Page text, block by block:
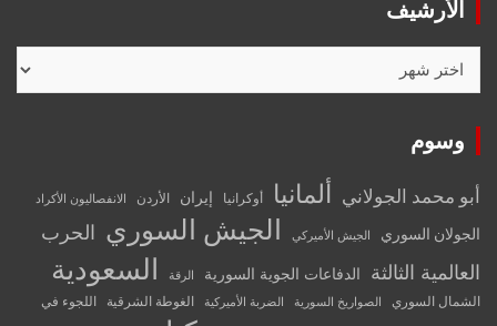
الأرشيف
وسوم
أبو محمد الجولاني ألمانيا أوكرانيا إيران الأردن الانفصاليون الأكراد
الجولان السوري الجيش الأميركي الجيش السوري الحرب
العالمية الثالثة
الدفاعات الجوية السورية الرقة السعودية
الشمال السوري الصواريخ السورية الضربة الأميركية الغوطة الشرقية اللجوء في